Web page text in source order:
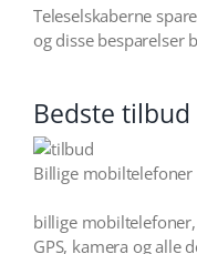
Teleselskaberne
og disse besparelser
Bedste
Billige mobiltelefoner
billige
GPS, kamera og alle